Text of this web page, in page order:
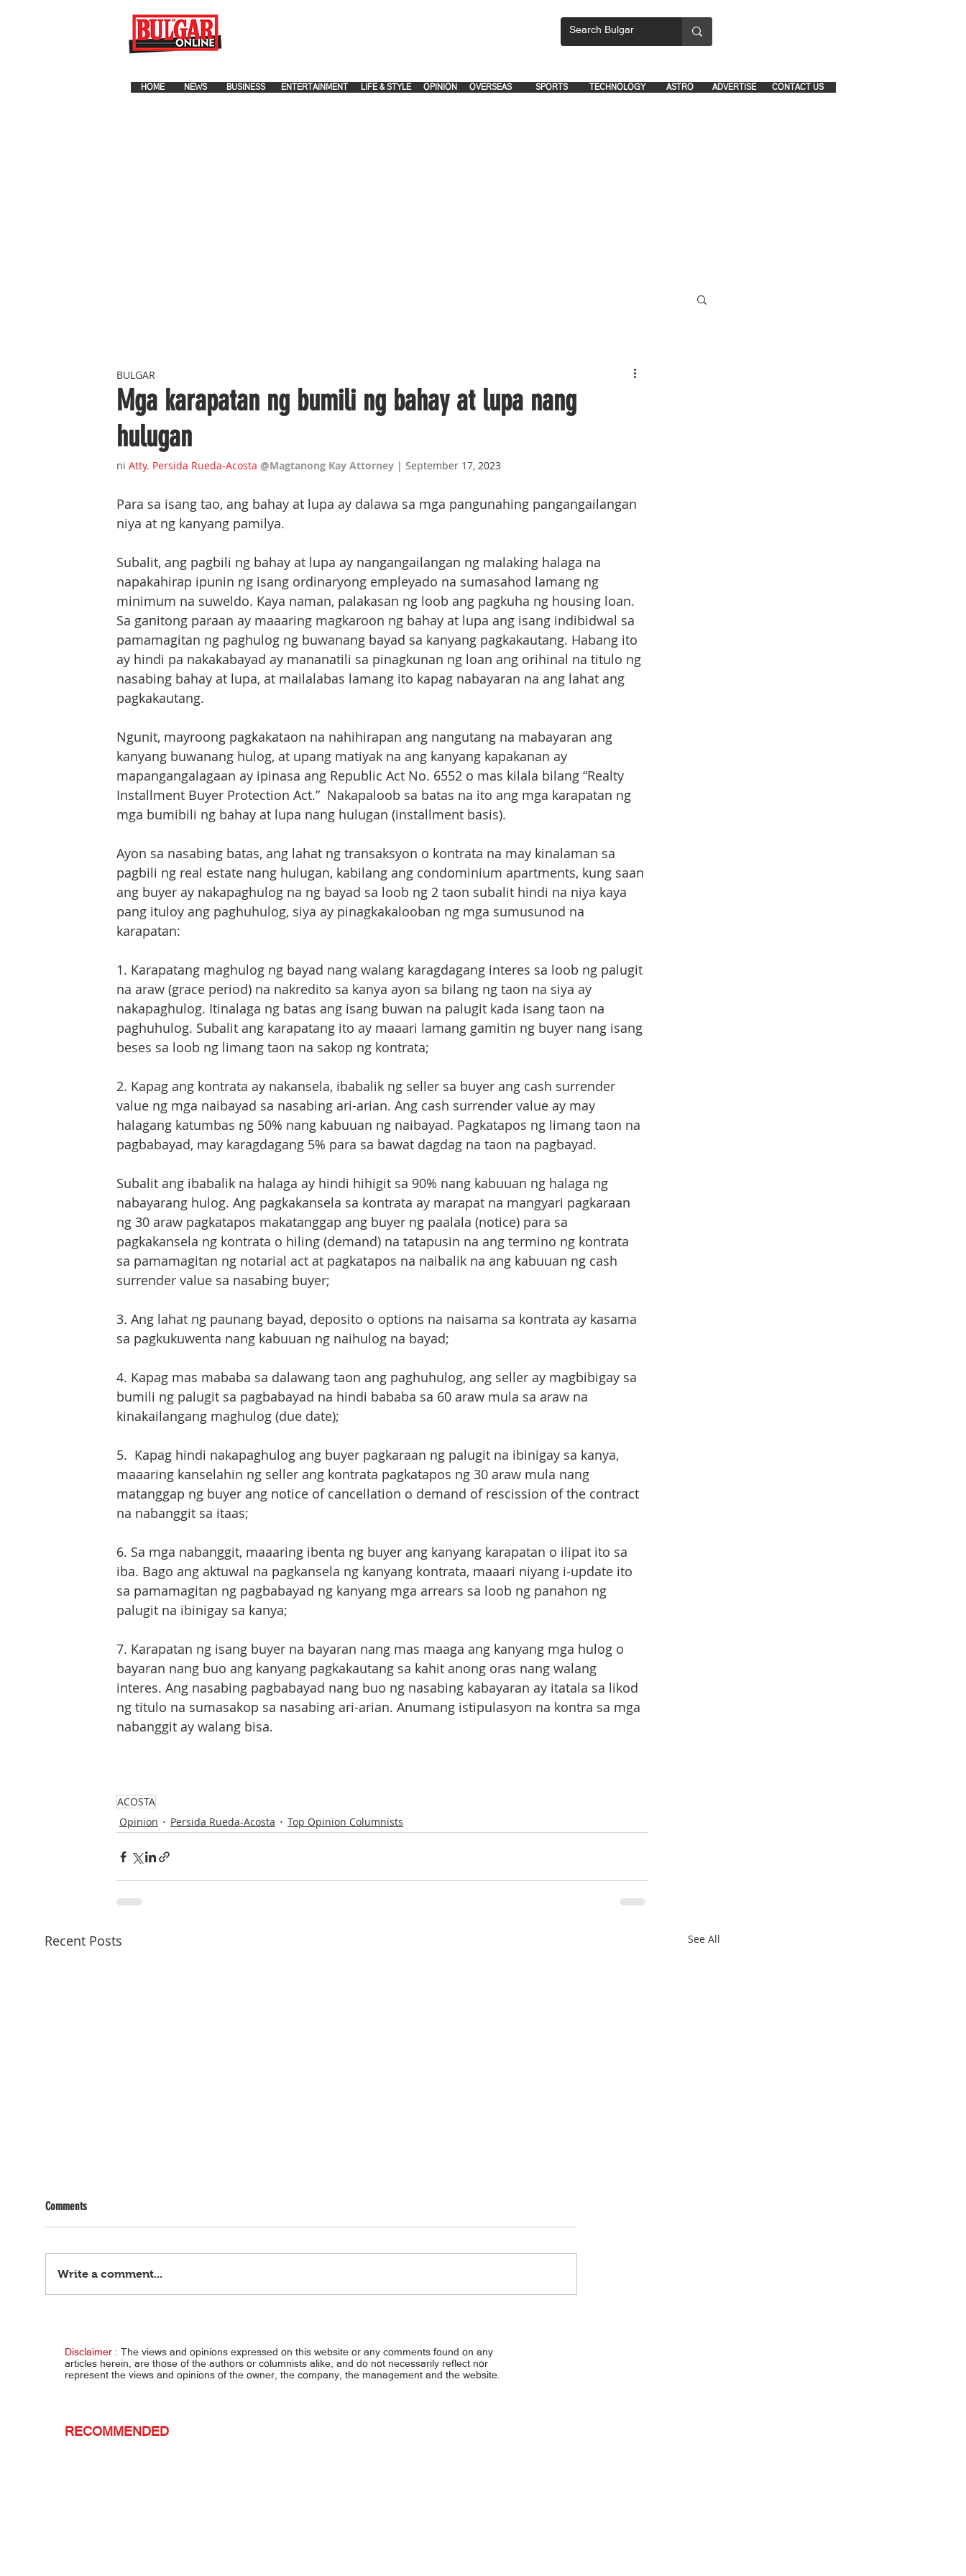
CONTACT US
ADVERTISE
ASTRO
TECHNOLOGY
SPORTS
OVERSEAS
OPINION
LIFE & STYLE
ENTERTAINMENT
NEWS
HOME BUSINESS . .
Mga karapatan ng bumili ng bahay at lupa nang
hulugan
BULGAR
ni Atty. Persida Rueda-Acosta @Magtanong Kay Attorney | September 17, 2023
Para sa isang tao, ang bahay at lupa ay dalawa sa mga pangunahing pangangailangan
niya at ng kanyang pamilya.
Subalit, ang pagbili ng bahay at lupa ay nangangailangan ng malaking halaga na
napakahirap ipunin ng isang ordinaryong empleyado na sumasahod lamang ng
minimum na suweldo. Kaya naman, palakasan ng loob ang pagkuha ng housing loan.
Sa ganitong paraan ay maaaring magkaroon ng bahay at lupa ang isang indibidwal sa
pamamagitan ng paghulog ng buwanang bayad sa kanyang pagkakautang. Habang ito
ay hindi pa nakakabayad ay mananatili sa pinagkunan ng loan ang orihinal na titulo ng
nasabing bahay at lupa, at mailalabas lamang ito kapag nabayaran na ang lahat ang
pagkakautang.
Ngunit, mayroong pagkakataon na nahihirapan ang nangutang na mabayaran ang
kanyang buwanang hulog, at upang matiyak na ang kanyang kapakanan ay
mapangangalagaan ay ipinasa ang Republic Act No. 6552 o mas kilala bilang “Realty
Installment Buyer Protection Act.”  Nakapaloob sa batas na ito ang mga karapatan ng
mga bumibili ng bahay at lupa nang hulugan (installment basis).
Ayon sa nasabing batas, ang lahat ng transaksyon o kontrata na may kinalaman sa
pagbili ng real estate nang hulugan, kabilang ang condominium apartments, kung saan
ang buyer ay nakapaghulog na ng bayad sa loob ng 2 taon subalit hindi na niya kaya
pang ituloy ang paghuhulog, siya ay pinagkakalooban ng mga sumusunod na
karapatan:
1. Karapatang maghulog ng bayad nang walang karagdagang interes sa loob ng palugit
na araw (grace period) na nakredito sa kanya ayon sa bilang ng taon na siya ay
nakapaghulog. Itinalaga ng batas ang isang buwan na palugit kada isang taon na
paghuhulog. Subalit ang karapatang ito ay maaari lamang gamitin ng buyer nang isang
beses sa loob ng limang taon na sakop ng kontrata;
2. Kapag ang kontrata ay nakansela, ibabalik ng seller sa buyer ang cash surrender
value ng mga naibayad sa nasabing ari-arian. Ang cash surrender value ay may
halagang katumbas ng 50% nang kabuuan ng naibayad. Pagkatapos ng limang taon na
pagbabayad, may karagdagang 5% para sa bawat dagdag na taon na pagbayad.
Subalit ang ibabalik na halaga ay hindi hihigit sa 90% nang kabuuan ng halaga ng
nabayarang hulog. Ang pagkakansela sa kontrata ay marapat na mangyari pagkaraan
ng 30 araw pagkatapos makatanggap ang buyer ng paalala (notice) para sa
pagkakansela ng kontrata o hiling (demand) na tatapusin na ang termino ng kontrata
sa pamamagitan ng notarial act at pagkatapos na naibalik na ang kabuuan ng cash
surrender value sa nasabing buyer;
3. Ang lahat ng paunang bayad, deposito o options na naisama sa kontrata ay kasama
sa pagkukuwenta nang kabuuan ng naihulog na bayad;
4. Kapag mas mababa sa dalawang taon ang paghuhulog, ang seller ay magbibigay sa
bumili ng palugit sa pagbabayad na hindi bababa sa 60 araw mula sa araw na
kinakailangang maghulog (due date);
5.  Kapag hindi nakapaghulog ang buyer pagkaraan ng palugit na ibinigay sa kanya,
maaaring kanselahin ng seller ang kontrata pagkatapos ng 30 araw mula nang
matanggap ng buyer ang notice of cancellation o demand of rescission of the contract
na nabanggit sa itaas;
6. Sa mga nabanggit, maaaring ibenta ng buyer ang kanyang karapatan o ilipat ito sa
iba. Bago ang aktuwal na pagkansela ng kanyang kontrata, maaari niyang i-update ito
sa pamamagitan ng pagbabayad ng kanyang mga arrears sa loob ng panahon ng
palugit na ibinigay sa kanya;
7. Karapatan ng isang buyer na bayaran nang mas maaga ang kanyang mga hulog o
bayaran nang buo ang kanyang pagkakautang sa kahit anong oras nang walang
interes. Ang nasabing pagbabayad nang buo ng nasabing kabayaran ay itatala sa likod
ng titulo na sumasakop sa nasabing ari-arian. Anumang istipulasyon na kontra sa mga
nabanggit ay walang bisa.
ACOSTA
Opinion
Persida Rueda-Acosta Top Opinion Columnists
Recent Posts See All
Comments
Write a comment...
Disclaimer : The views and opinions expressed on this website or any comments found on any
articles herein, are those of the authors or columnists alike, and do not necessarily reflect nor
represent the views and opinions of the owner, the company, the management and the website.
RECOMMENDED